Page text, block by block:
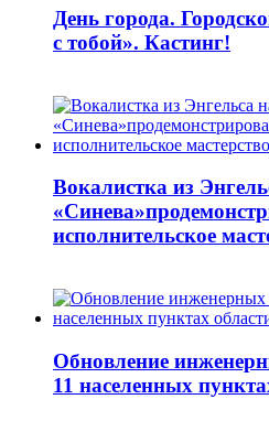
День города.
с тобой». Кастинг!
Вокалистка из
исполнительское
Обновление
11 населенных